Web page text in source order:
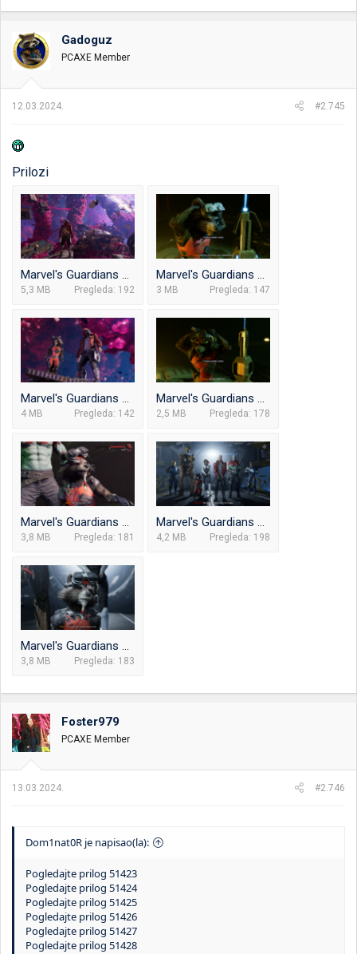
ne vredi.
Gadoguz
PCAXE Member
12.03.2024. #2.745
Prilozi
Marvel's Guardians of the Galaxy_2024.03.10-10.47.png
5,3 MB Pregleda: 192
Marvel's Guardians of the Galaxy_2024.03.10-15.31.png
3 MB Pregleda: 147
Marvel's Guardians of the Galaxy_2024.03.10-14.51.png
4 MB Pregleda: 142
Marvel's Guardians of the Galaxy_2024.03.10-15.31_1.png
2,5 MB Pregleda: 178
Marvel's Guardians of the Galaxy_2024.03.10-15.35.png
3,8 MB Pregleda: 181
Marvel's Guardians of the Galaxy_2024.03.10-15.50.png
4,2 MB Pregleda: 198
Marvel's Guardians of the Galaxy_2024.03.10-15.50_1.png
3,8 MB Pregleda: 183
Foster979
PCAXE Member
13.03.2024. #2.746
Dom1nat0R je napisao(la):
Pogledajte prilog 51423
Pogledajte prilog 51424
Pogledajte prilog 51425
Pogledajte prilog 51426
Pogledajte prilog 51427
Pogledajte prilog 51428